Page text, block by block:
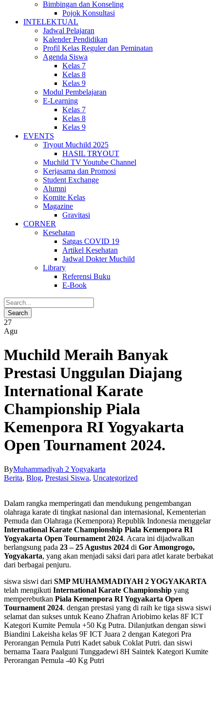
Bimbingan dan Konseling
Pojok Konsultasi
INTELEKTUAL
Jadwal Pelajaran
Kalender Pendidikan
Profil Kelas Reguler dan Peminatan
Agenda Siswa
Kelas 7
Kelas 8
Kelas 9
Modul Pembelajaran
E-Learning
Kelas 7
Kelas 8
Kelas 9
EVENTS
Tryout Muchild 2025
HASIL TRYOUT
Muchild TV Youtube Channel
Kerjasama dan Promosi
Student Exchange
Alumni
Komite Kelas
Magazine
Gravitasi
CORNER
Kesehatan
Satgas COVID 19
Artikel Kesehatan
Jadwal Dokter Muchild
Library
Referensi Buku
E-Book
27
Agu
Muchild Meraih Banyak
Prestasi Unggulan Diajang
International Karate
Championship Piala
Kemenpora RI Yogyakarta
Open Tournament 2024.
ByMuhammadiyah 2 Yogyakarta
Berita, Blog, Prestasi Siswa, Uncategorized
Dalam rangka memperingati dan mendukung pengembangan
olahraga karate di tingkat nasional dan internasional, Kementerian
Pemuda dan Olahraga (Kemenpora) Republik Indonesia menggelar
International Karate Championship Piala Kemenpora RI
Yogyakarta Open Tournament 2024. Acara ini dijadwalkan
berlangsung pada 23 – 25 Agustus 2024 di Gor Amongrogo,
Yogyakarta, yang akan menjadi saksi dari para atlet karate berbakat
dari berbagai penjuru.
siswa siswi dari SMP MUHAMMADIYAH 2 YOGYAKARTA
telah mengikuti International Karate Championship yang
memperebutkan Piala Kemenpora RI Yogyakarta Open
Tournament 2024. dengan prestasi yang di raih ke tiga siswa siswi
selamat dan sukses untuk Keano Zhafran Ariobimo kelas 8F ICT
Kategori Kumite Pemula +50 Kg Putra. Dilanjutkan dengan siswi
Biandini Lakeisha kelas 9F ICT Juara 2 dengan Kategori Pra
Perorangan Pemula Putri Kadet sabuk Coklat Putri. dan siswi
bernama Taara Paalguni Tunggadewi 8H Saintek Kategori Kumite
Perorangan Pemula -40 Kg Putri